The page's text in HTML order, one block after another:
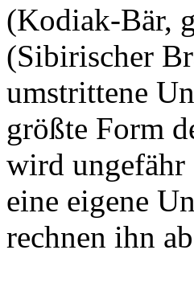
(Kodiak-Bär,
(Sibirischer
umstrittene
größte Form
wird ungefähr
eine eigene
rechnen ihn